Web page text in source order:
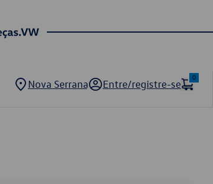
Nova Serrana Entre/registre-se
0